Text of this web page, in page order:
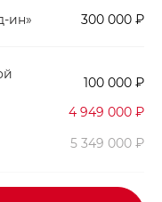
300 000 ₽
ин»
100 000 ₽
4 949 000 ₽
5 349 000 ₽